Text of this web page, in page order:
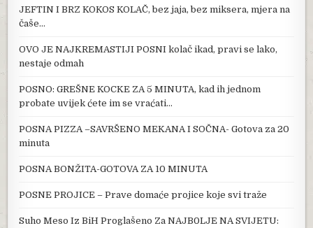
JEFTIN I BRZ KOKOS KOLAČ, bez jaja, bez miksera, mjera na
čaše…
OVO JE NAJKREMASTIJI POSNI kolač ikad, pravi se lako,
nestaje odmah
POSNO: GREŠNE KOCKE ZA 5 MINUTA, kad ih jednom
probate uvijek ćete im se vraćati…
POSNA PIZZA –SAVRŠENO MEKANA I SOČNA- Gotova za 20
minuta
POSNA BONŽITA-GOTOVA ZA 10 MINUTA
POSNE PROJICE – Prave domaće projice koje svi traže
Suho Meso Iz BiH Proglašeno Za NAJB0LJE NA SVIJETU: